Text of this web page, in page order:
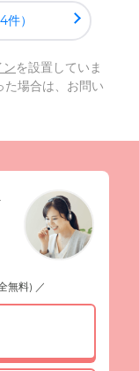
）
ンを設置していま
場合は、お問い
無料) ／